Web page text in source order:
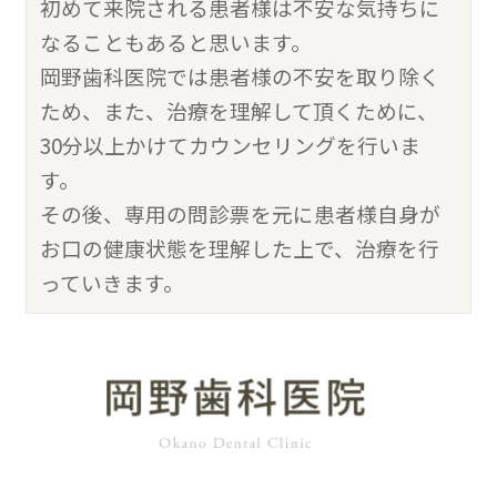
初めて来院される患者様は不安な気持ちに
なることもあると思います。
岡野歯科医院では患者様の不安を取り除く
ため、また、治療を理解して頂くために、
30分以上かけてカウンセリングを行いま
す。
その後、専用の問診票を元に患者様自身が
お口の健康状態を理解した上で、治療を行
っていきます。